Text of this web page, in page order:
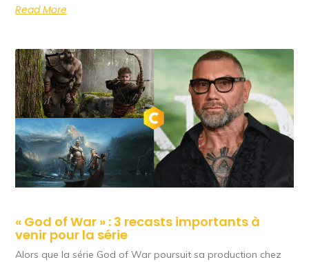
Read More
« God of War » : 3 recasts importants à
venir pour la série
Alors que la série God of War poursuit sa production chez